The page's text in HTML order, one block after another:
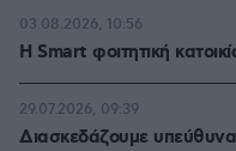
Η Smart φοιτητική
03.08.2026, 10:56
Διασκεδάζουμε
29.07.2026, 09:39